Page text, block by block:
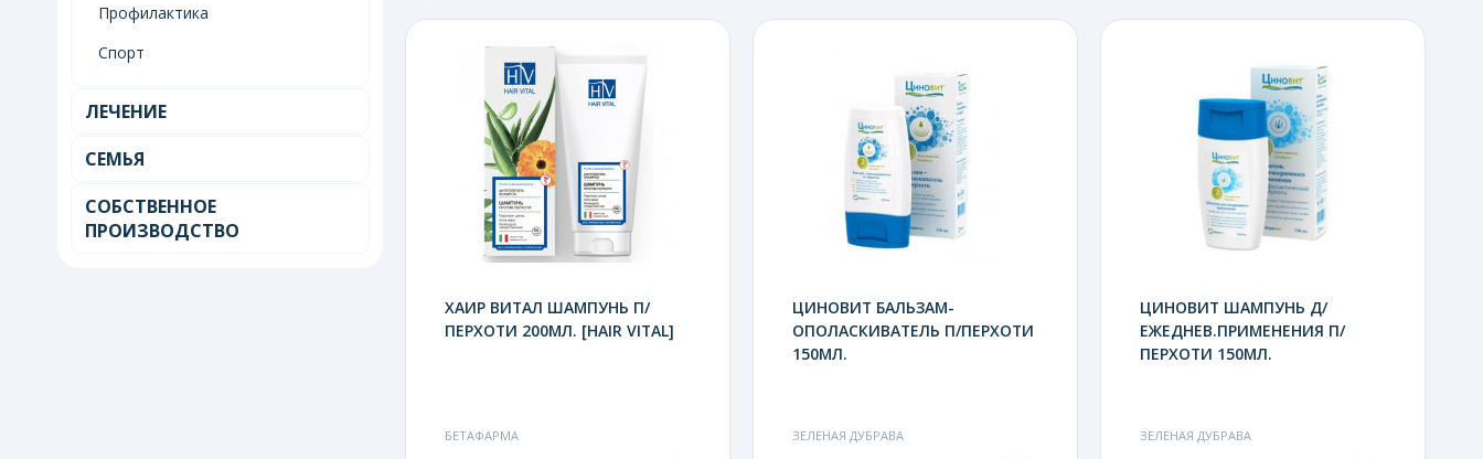
Профилактика
Спорт
ЛЕЧЕНИЕ
СЕМЬЯ
СОБСТВЕННОЕ
ПРОИЗВОДСТВО
ХАИР ВИТАЛ ШАМПУНЬ П/
ПЕРХОТИ 200МЛ. [HAIR VITAL]
БЕТАФАРМА
ЦИНОВИТ БАЛЬЗАМ-
ОПОЛАСКИВАТЕЛЬ П/ПЕРХОТИ
150МЛ.
ЗЕЛЕНАЯ ДУБРАВА
ЦИНОВИТ ШАМПУНЬ Д/
ЕЖЕДНЕВ.ПРИМЕНЕНИЯ П/
ПЕРХОТИ 150МЛ.
ЗЕЛЕНАЯ ДУБРАВА